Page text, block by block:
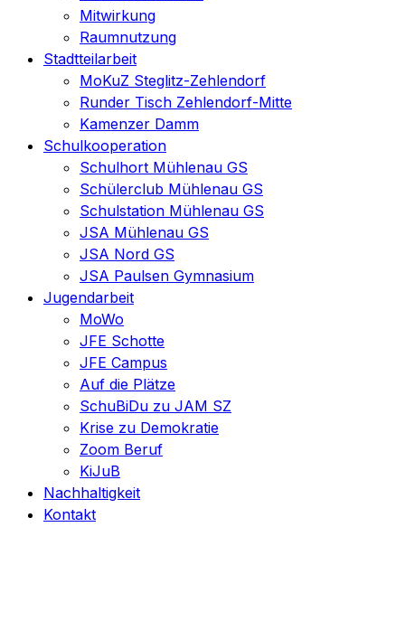
Mitwirkung
Raumnutzung
Stadtteilarbeit
MoKuZ Steglitz-Zehlendorf
Runder Tisch Zehlendorf-Mitte
Kamenzer Damm
Schulkooperation
Schulhort Mühlenau GS
Schülerclub Mühlenau GS
Schulstation Mühlenau GS
JSA Mühlenau GS
JSA Nord GS
JSA Paulsen Gymnasium
Jugendarbeit
MoWo
JFE Schotte
JFE Campus
Auf die Plätze
SchuBiDu zu JAM SZ
Krise zu Demokratie
Zoom Beruf
KiJuB
Nachhaltigkeit
Kontakt